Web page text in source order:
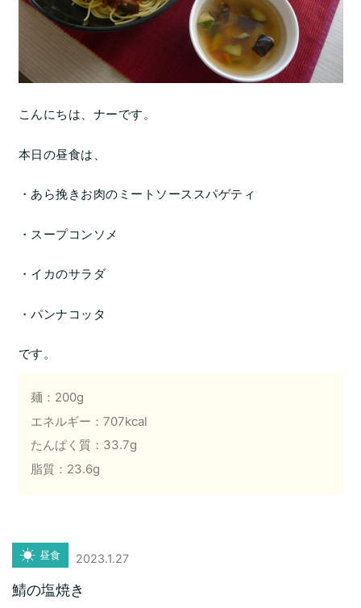
こんにちは、ナーです。
本日の昼食は、
・あら挽きお肉のミートソーススパゲティ
・スープコンソメ
・イカのサラダ
・パンナコッタ
です。
麺：200g
エネルギー：707kcal
たんぱく質：33.7g
脂質：23.6g
昼食 2023.1.27
鯖の塩焼き